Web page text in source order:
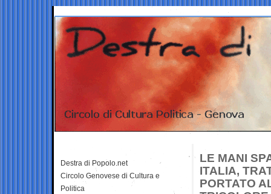
LE MANI
ITALIA,
PORTATO
Destra di Popolo.net
Circolo Genovese di Cultura e
Politica